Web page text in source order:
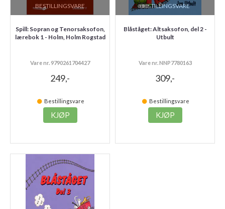
BESTILLINGSVARE
Spill: Sopran og Tenorsaksofon,
lærebok 1 - Holm, Holm Rogstad
Vare nr. 9790261704427
249,-
Bestillingsvare
KJØP
BESTILLINGSVARE
Blåståget: Altsaksofon, del 2 -
Utbult
Vare nr. NNP7780163
309,-
Bestillingsvare
KJØP